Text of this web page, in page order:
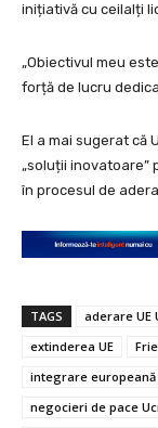
inițiativă cu ceilalți
„Obiectivul meu
forță de lucru
El a mai sugerat că
„soluții
în procesul de
TAGS aderare UE
extinderea UE
integrare europeană
negocieri de pace